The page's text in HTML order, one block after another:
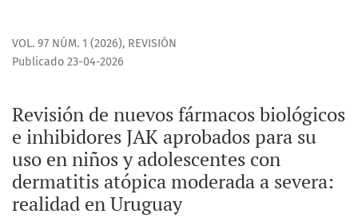
VOL. 97 NÚM. 1 (2026), REVISIÓN
Revisión de nuevos fármacos biológicos
e inhibidores JAK aprobados para su
uso en niños y adolescentes con
dermatitis atópica moderada a severa:
realidad en Uruguay
Publicado 23-04-2026